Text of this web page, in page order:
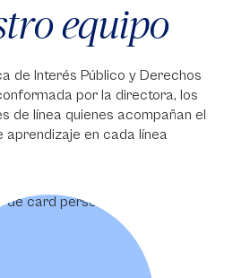
equipo
de Interés Público y Derechos
por la directora, los
de línea quienes acompañan el
aprendizaje en cada línea